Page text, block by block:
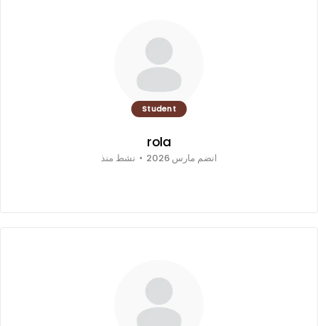
Student
rola
انضم مارس 2026 • نشط منذ